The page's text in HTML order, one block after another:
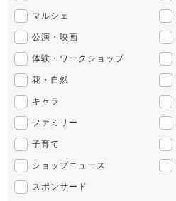
マルシェ
公演・映画
体験・ワークショップ
花・自然
キャラ
ファミリー
子育て
ショップニュース
スポンサード